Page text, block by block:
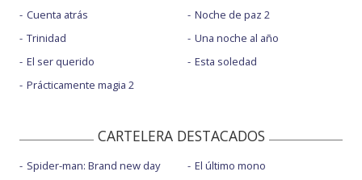
Cuenta atrás
Trinidad
El ser querido
Prácticamente magia 2
Noche de paz 2
Una noche al año
Esta soledad
CARTELERA DESTACADOS
Spider-man: Brand new day
El último mono